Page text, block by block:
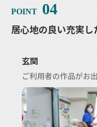
04
居心地の良い充実し
玄関
ご利用者の作品がお